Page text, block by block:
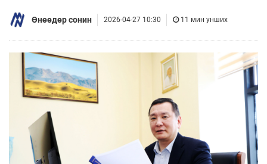
Өнөөдөр сонин 2026-04-27 10:30 11 мин унших